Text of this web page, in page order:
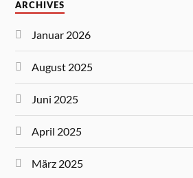
ARCHIVES
Januar 2026
August 2025
Juni 2025
April 2025
März 2025